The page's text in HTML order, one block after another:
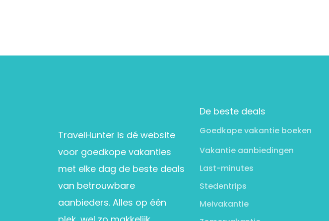
TravelHunter is dé website
voor goedkope vakanties
met elke dag de beste deals
van betrouwbare
aanbieders. Alles op één
De beste deals
Goedkope vakantie boeken
Vakantie aanbiedingen
Last-minutes
Stedentrips
Meivakantie